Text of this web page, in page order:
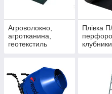
Агроволокно,
агротканина,
геотекстиль
Плівка
клубники